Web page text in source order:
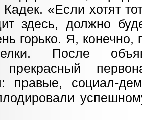
Кадек. «Если хотят
здесь, должно
горько. Я, конечно,
После
прекрасный
правые, социал-